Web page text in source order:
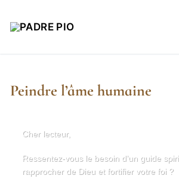
Peindre l’âme humaine
Cher lecteur,
Ressentez-vous le besoin d’un guide
rapprocher de Dieu et fortifier votre foi ?